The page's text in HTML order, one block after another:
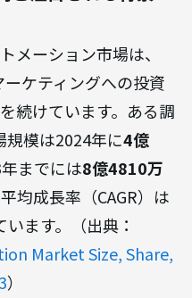
メーション市場は、
ケティングへの投資
続けています。ある調
規模は2024年に4億
までには8億4810万
均成長率（CAGR）は
ます。（出典：
Market Size, Share,
）